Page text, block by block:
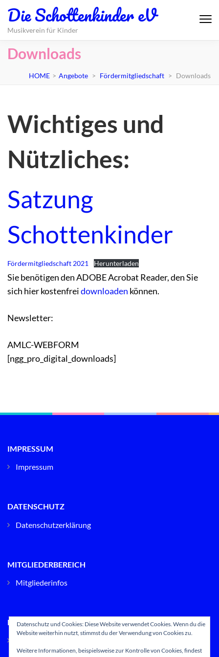
springen
Die Schottenkinder eV
Musikverein für Kinder
Downloads
HOME > Angebote > Fördermitgliedschaft > Downloads
Wichtiges und
Nützliches:
Satzung
Schottenkinder
Fördermitgliedschaft 2021 Herunterladen
Sie benötigen den ADOBE Acrobat Reader, den Sie
sich hier kostenfreidownloaden können.
Newsletter:
AMLC-WEBFORM
[ngg_pro_digital_downloads]
IMPRESSUM
Impressum
DATENSCHUTZ
Datenschutzerklärung
MITGLIEDERBEREICH
Mitgliederinfos
DOWNLOADS
Datenschutz und Cookies: Diese Website verwendet Cookies. Wenn du die
Website weiterhin nutzt, stimmst du der Verwendung von Cookies zu.
Weitere Informationen, beispielsweise zur Kontrolle von Cookies, findest